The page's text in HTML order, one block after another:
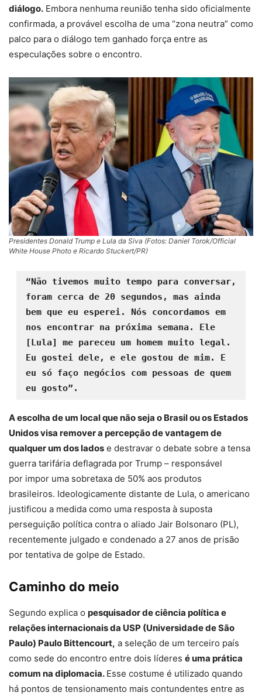
diálogo. Embora nenhuma reunião tenha sido oficialmente
confirmada, a provável escolha de uma “zona neutra” como
palco para o diálogo tem ganhado força entre as
especulações sobre o encontro.
Presidentes Donald Trump e Lula da Siva (Fotos: Daniel Torok/Official
White House Photo e Ricardo Stuckert/PR)
“Não tivemos muito tempo para conversar,
foram cerca de 20 segundos, mas ainda
bem que eu esperei. Nós concordamos em
nos encontrar na próxima semana. Ele
[Lula] me pareceu um homem muito legal.
Eu gostei dele, e ele gostou de mim. E
eu só faço negócios com pessoas de quem
eu gosto”.
A escolha de um local que não seja o Brasil ou os Estados
Unidos visa remover a percepção de vantagem de
qualquer um dos lados e destravar o debate sobre a tensa
guerra tarifária deflagrada por Trump – responsável
por impor uma sobretaxa de 50% aos produtos
brasileiros. Ideologicamente distante de Lula, o americano
justificou a medida como uma resposta à suposta
perseguição política contra o aliado Jair Bolsonaro (PL),
recentemente julgado e condenado a 27 anos de prisão
por tentativa de golpe de Estado.
Caminho do meio
Segundo explica o pesquisador de ciência política e
relações internacionais da USP (Universidade de São
Paulo) Paulo Bittencourt, a seleção de um terceiro país
como sede do encontro entre dois líderes é uma prática
comum na diplomacia. Esse costume é utilizado quando
há pontos de tensionamento mais contundentes entre as